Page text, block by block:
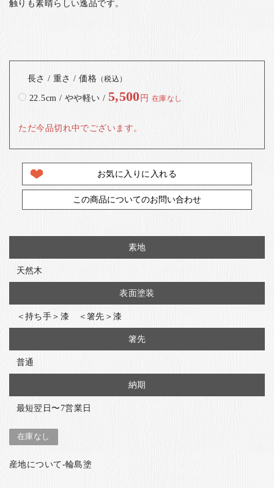
触りも素晴らしい逸品です。
長さ / 重さ / 価格 （税込）
22.5cm / やや軽い / 5,500円 在庫なし
ただ今品切れ中でございます。
お気に入りに入れる
この商品についてのお問い合わせ
素地
天然木
表面塗装
＜持ち手＞漆 ＜箸先＞漆
箸先
普通
納期
最短翌日〜7営業日
在庫なし
産地について-輪島塗